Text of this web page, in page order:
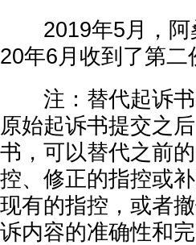
2019年5月，阿
20年6月收到了第二
注：替代起诉书
原始起诉书提交之
书，可以替代之前
控、修正的指控或
现有的指控，或者
诉内容的准确性和